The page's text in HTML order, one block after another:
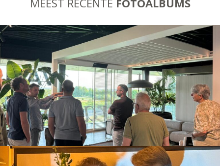
MEEST RECENTE FOTOALBUMS